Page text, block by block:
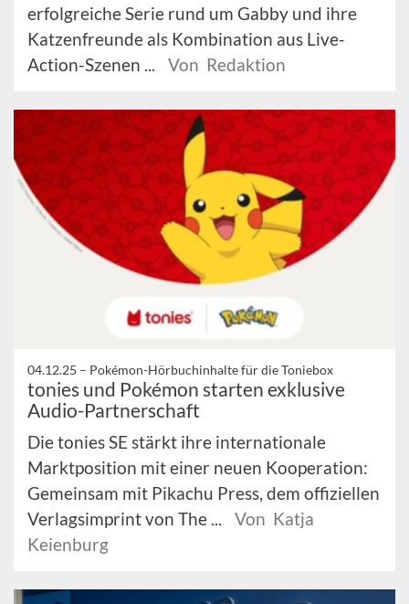
erfolgreiche Serie rund um Gabby und ihre
Katzenfreunde als Kombination aus Live-
Action-Szenen ...
Von Redaktion
04.12.25 – Pokémon-Hörbuchinhalte für die Toniebox
tonies und Pokémon starten exklusive
Audio-Partnerschaft
Die tonies SE stärkt ihre internationale
Marktposition mit einer neuen Kooperation:
Gemeinsam mit Pikachu Press, dem offiziellen
Verlagsimprint von The ...
Von Katja
Keienburg